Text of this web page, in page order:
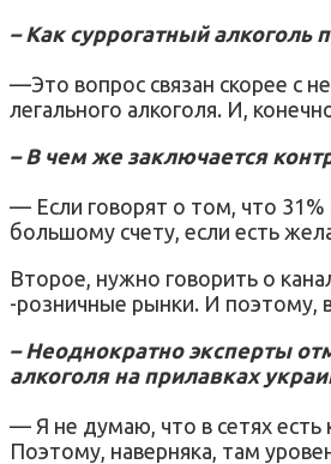
– Как суррогатный алкоголь
—Это вопрос связан скорее с
легального алкоголя. И,
– В чем же заключается
— Если говорят о том, что
большому счету, если есть
Второе, нужно говорить о
-розничные рынки. И поэтому,
– Неоднократно эксперты
алкоголя на прилавках
— Я не думаю, что в сетях
Поэтому, наверняка, там